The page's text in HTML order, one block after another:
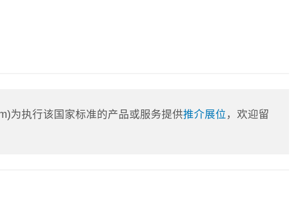
为执行该国家标准的产品或服务提供推介展位 ，欢迎留